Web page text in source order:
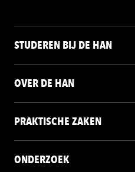
STUDEREN BIJ DE HAN
OVER DE HAN
PRAKTISCHE ZAKEN
ONDERZOEK